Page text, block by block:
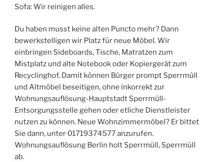
Sofa: Wir reinigen alles.
Du haben musst keine alten Puncto mehr? Dann
bewerkstelligen wir Platz für neue Möbel. Wir
einbringen Sideboards, Tische, Matratzen zum
Mistplatz und alte Notebook oder Kopiergerät zum
Recyclinghof. Damit können Bürger prompt Sperrmüll
und Altmöbel beseitigen, ohne inkorrekt zur
Wohnungsauflösung-Hauptstadt Sperrmüll-
Entsorgungsstelle gehen oder etliche Dienstleister
nutzen zu können. Neue Wohnzimmermöbel? Er bittet
Sie dann, unter 01719374577 anzurufen.
Wohnungsauflösung Berlin holt Sperrmüll, Sperrmüll
ab.